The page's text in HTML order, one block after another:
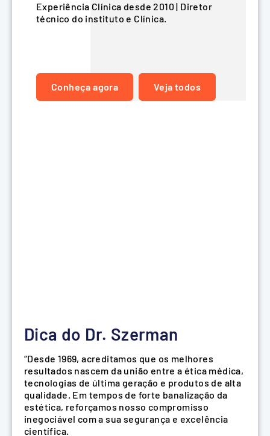
Conheça agora
Experiência Clínica desde 2010 | Diretor
técnico do instituto e Clínica.
Veja todos
Dica do Dr. Szerman
“Desde 1969, acreditamos que os melhores
resultados nascem da união entre a ética médica,
tecnologias de última geração e produtos de alta
qualidade. Em tempos de forte banalização da
estética, reforçamos nosso compromisso
inegociável com a sua segurança e excelência
científica.